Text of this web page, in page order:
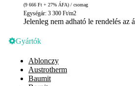
(9 666 Ft + 27% ÁFA) / csomag
Egységár: 3 300 Ft/m2
Jelenleg nem adható le rendelés az
Gyártók
Ablonczy
Austrotherm
Baumit